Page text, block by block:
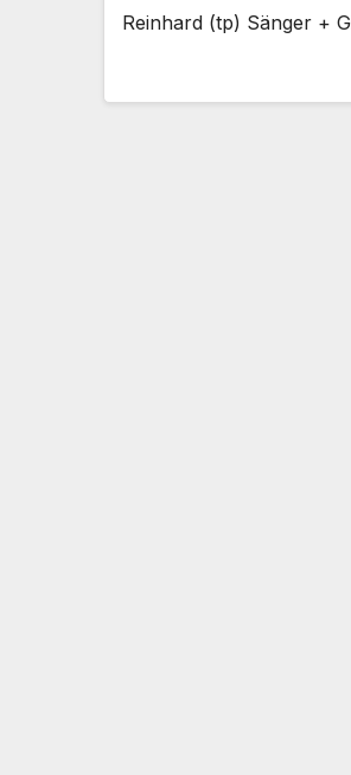
Reinhard (tp) Sänger +